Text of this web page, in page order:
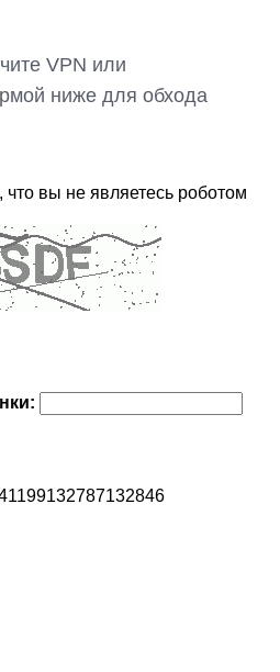
VPN или
ниже для обхода
вы не являетесь роботом